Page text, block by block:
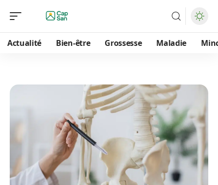
Actualité Bien-être Grossesse Maladie